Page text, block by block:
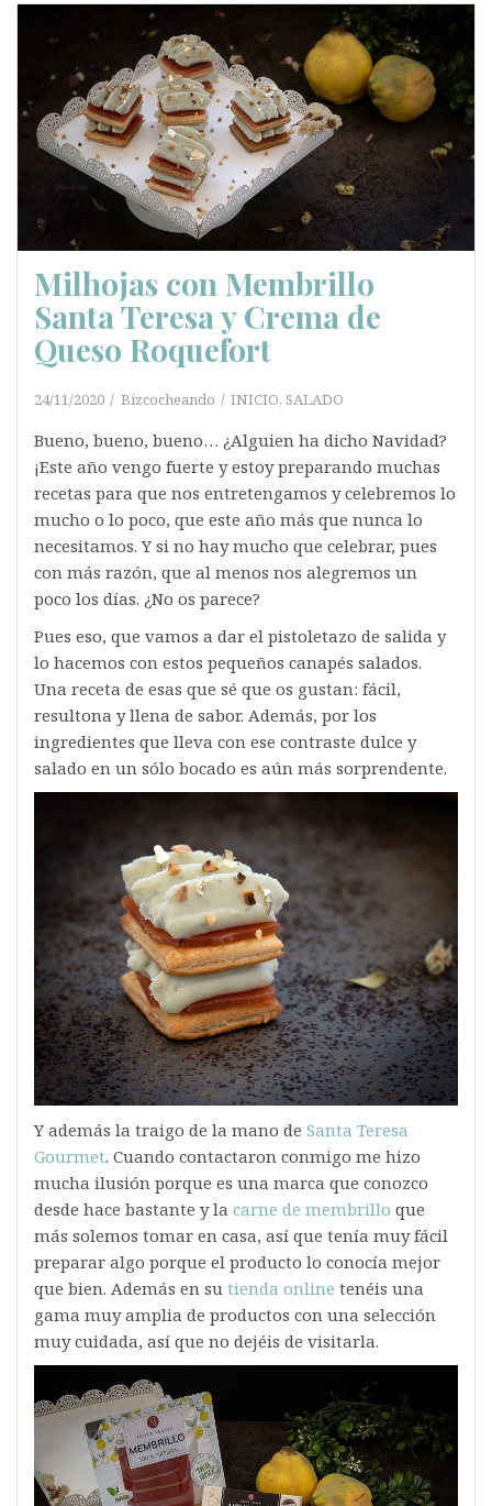
Milhojas con Membrillo
Santa Teresa y Crema de
Queso Roquefort
24/11/2020 Bizcocheando INICIO, SALADO
Bueno, bueno, bueno… ¿Alguien ha dicho Navidad?
¡Este año vengo fuerte y estoy preparando muchas
recetas para que nos entretengamos y celebremos lo
mucho o lo poco, que este año más que nunca lo
necesitamos. Y si no hay mucho que celebrar, pues
con más razón, que al menos nos alegremos un
poco los días. ¿No os parece?
Pues eso, que vamos a dar el pistoletazo de salida y
lo hacemos con estos pequeños canapés salados.
Una receta de esas que sé que os gustan: fácil,
resultona y llena de sabor. Además, por los
ingredientes que lleva con ese contraste dulce y
salado en un sólo bocado es aún más sorprendente.
Y además la traigo de la mano de Santa Teresa
Gourmet. Cuando contactaron conmigo me hizo
mucha ilusión porque es una marca que conozco
desde hace bastante y la carne de membrillo que
más solemos tomar en casa, así que tenía muy fácil
preparar algo porque el producto lo conocía mejor
que bien. Además en su tienda online tenéis una
gama muy amplia de productos con una selección
muy cuidada, así que no dejéis de visitarla.